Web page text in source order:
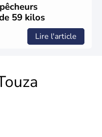
59 kilos
Lire l'article